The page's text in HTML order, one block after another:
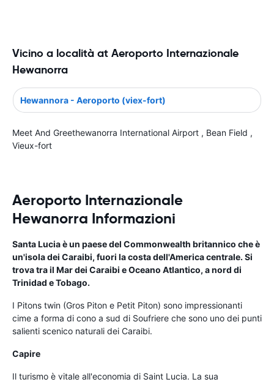
Vicino a località at Aeroporto Internazionale
Hewanorra
Hewannora - Aeroporto (viex-fort)
Meet And Greethewanorra International Airport , Bean Field ,
Vieux-fort
Aeroporto Internazionale
Hewanorra Informazioni
Santa Luciaè un paese del Commonwealth britannico che è
un'isola dei Caraibi, fuori la costa dell'America centrale. Si
trova tra il Mar dei Caraibi e Oceano Atlantico, a nord di
Trinidad e Tobago.
I Pitons twin (Gros Piton e Petit Piton) sono impressionanti
cime a forma di cono a sud di Soufriere che sono uno dei punti
salienti scenico naturali dei Caraibi.
Capire
Il turismo è vitale all'economia di Saint Lucia. La sua